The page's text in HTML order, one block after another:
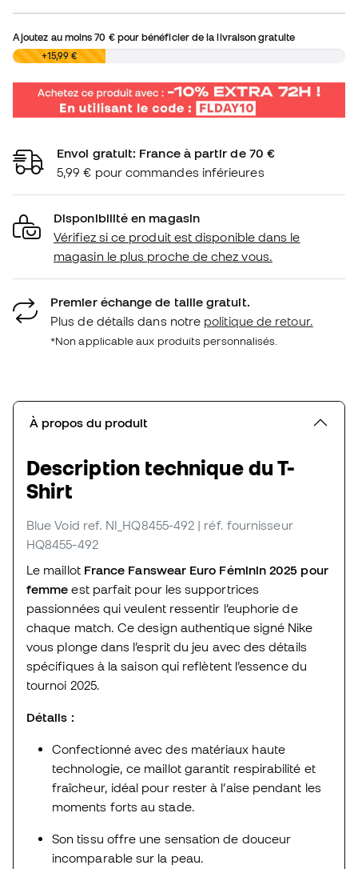
Ajoutez au moins70 €pour bénéficier de la livraison gratuite
0,00 €+15,99 €
Envoi gratuit: France à partir de 70 €
5,99 € pour commandes inférieures
Disponibilité en magasin
Vérifiez si ce produit est disponible dans le
magasin le plus proche de chez vous.
Premier échange de taille gratuit.
Plus de détails dans notre politique de retour.
*Non applicable aux produits personnalisés.
À propos du produit
Description technique du T-
Shirt
Blue Void ref. NI_HQ8455-492 | réf. fournisseur
HQ8455-492
Le maillot France Fanswear Euro Féminin 2025 pour
femme est parfait pour les supportrices
passionnées qui veulent ressentir l’euphorie de
chaque match. Ce design authentique signé Nike
vous plonge dans l’esprit du jeu avec des détails
spécifiques à la saison qui reflètent l’essence du
tournoi 2025.
Détails :
Confectionné avec des matériaux haute
technologie, ce maillot garantit respirabilité et
fraîcheur, idéal pour rester à l’aise pendant les
moments forts au stade.
Son tissu offre une sensation de douceur
incomparable sur la peau.